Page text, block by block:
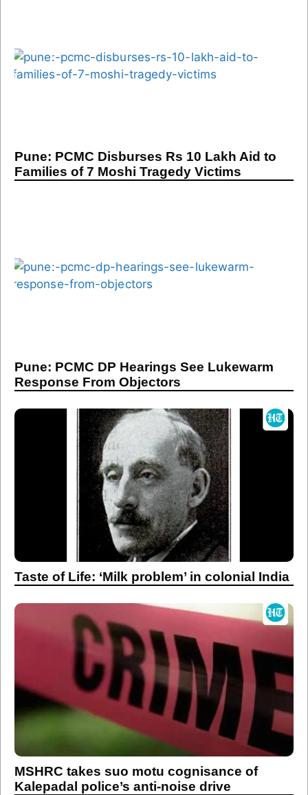
Pune: PCMC Disburses Rs 10 Lakh Aid to
Families of 7 Moshi Tragedy Victims
Pune: PCMC DP Hearings See Lukewarm
Response From Objectors
Taste of Life: ‘Milk problem’ in colonial India
MSHRC takes suo motu cognisance of
Kalepadal police’s anti-noise drive